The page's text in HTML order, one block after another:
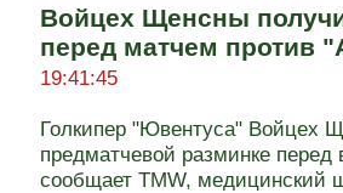
Войцех Щенсны
перед матчем против
19:41:45
Голкипер "Ювентуса" Войцех
предматчевой разминке перед
сообщает TMW, медицинский